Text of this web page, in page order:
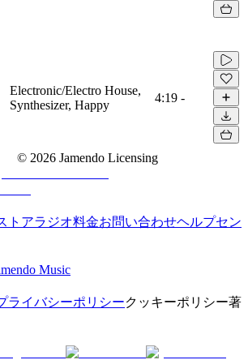
Electronic/Electro House,
Synthesizer, Happy
4:19 -
© 2026 Jamendo Licensing
トアラジオ料金お問い合わせヘルプセン
Music
ライバシーポリシークッキーポリシー著